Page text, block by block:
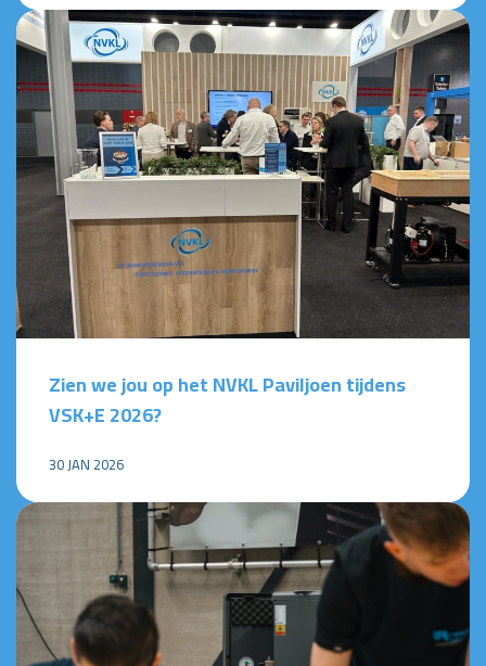
Zien we jou op het NVKL Paviljoen tijdens
VSK+E 2026?
30 JAN 2026